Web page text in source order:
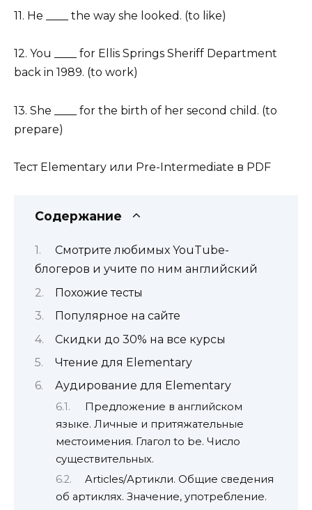
11. He ____ the way she looked. (to like)
12. You ____ for Ellis Springs Sheriff Department
back in 1989. (to work)
13. She ____ for the birth of her second child. (to
prepare)
Тест Elementary или Pre-Intermediate в PDF
Содержание
Смотрите любимых YouTube-
блогеров и учите по ним английский
Похожие тесты
Популярное на сайте
Скидки до 30% на все курсы
Чтение для Elementary
Аудирование для Elementary
Предложение в английском
языке. Личные и притяжательные
местоимения. Глагол to be. Число
существительных.
Articles/Артикли. Общие сведения
об артиклях. Значение, употребление.